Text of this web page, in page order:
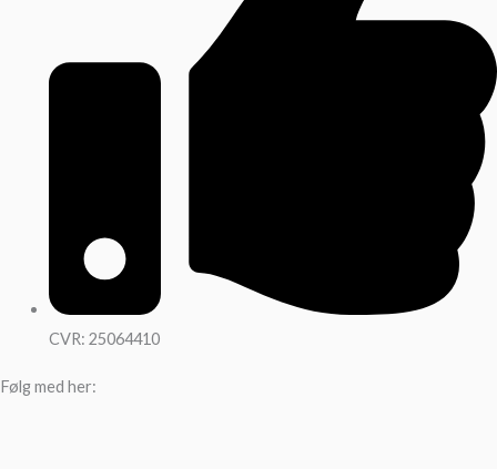
CVR: 25064410
Følg med her: